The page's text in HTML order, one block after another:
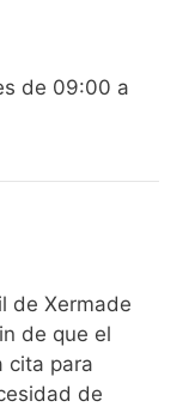
de 09:00 a
de Xermade
de que el
cita para
de